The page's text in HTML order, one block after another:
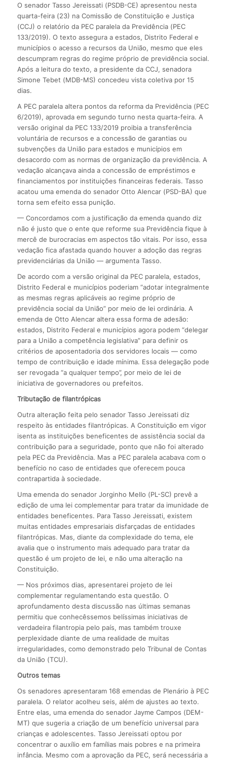
O senador Tasso Jereissati (PSDB-CE) apresentou nesta
quarta-feira (23) na Comissão de Constituição e Justiça
(CCJ) o relatório da PEC paralela da Previdência (PEC
133/2019). O texto assegura a estados, Distrito Federal e
municípios o acesso a recursos da União, mesmo que eles
descumpram regras do regime próprio de previdência social.
Após a leitura do texto, a presidente da CCJ, senadora
Simone Tebet (MDB-MS) concedeu vista coletiva por 15
dias.
A PEC paralela altera pontos da reforma da Previdência (PEC
6/2019), aprovada em segundo turno nesta quarta-feira. A
versão original da PEC 133/2019 proibia a transferência
voluntária de recursos e a concessão de garantias ou
subvenções da União para estados e municípios em
desacordo com as normas de organização da previdência. A
vedação alcançava ainda a concessão de empréstimos e
financiamentos por instituições financeiras federais. Tasso
acatou uma emenda do senador Otto Alencar (PSD-BA) que
torna sem efeito essa punição.
— Concordamos com a justificação da emenda quando diz
não é justo que o ente que reforme sua Previdência fique à
mercê de burocracias em aspectos tão vitais. Por isso, essa
vedação fica afastada quando houver a adoção das regras
previdenciárias da União — argumenta Tasso.
De acordo com a versão original da PEC paralela, estados,
Distrito Federal e municípios poderiam “adotar integralmente
as mesmas regras aplicáveis ao regime próprio de
previdência social da União” por meio de lei ordinária. A
emenda de Otto Alencar altera essa forma de adesão:
estados, Distrito Federal e municípios agora podem “delegar
para a União a competência legislativa” para definir os
critérios de aposentadoria dos servidores locais — como
tempo de contribuição e idade mínima. Essa delegação pode
ser revogada “a qualquer tempo”, por meio de lei de
iniciativa de governadores ou prefeitos.
Tributação de filantrópicas
Outra alteração feita pelo senador Tasso Jereissati diz
respeito às entidades filantrópicas. A Constituição em vigor
isenta as instituições beneficentes de assistência social da
contribuição para a seguridade, ponto que não foi alterado
pela PEC da Previdência. Mas a PEC paralela acabava com o
benefício no caso de entidades que oferecem pouca
contrapartida à sociedade.
Uma emenda do senador Jorginho Mello (PL-SC) prevê a
edição de uma lei complementar para tratar da imunidade de
entidades beneficentes. Para Tasso Jereissati, existem
muitas entidades empresariais disfarçadas de entidades
filantrópicas. Mas, diante da complexidade do tema, ele
avalia que o instrumento mais adequado para tratar da
questão é um projeto de lei, e não uma alteração na
Constituição.
— Nos próximos dias, apresentarei projeto de lei
complementar regulamentando esta questão. O
aprofundamento desta discussão nas últimas semanas
permitiu que conhecêssemos belíssimas iniciativas de
verdadeira filantropia pelo país, mas também trouxe
perplexidade diante de uma realidade de muitas
irregularidades, como demonstrado pelo Tribunal de Contas
da União (TCU).
Outros temas
Os senadores apresentaram 168 emendas de Plenário à PEC
paralela. O relator acolheu seis, além de ajustes ao texto.
Entre elas, uma emenda do senador Jayme Campos (DEM-
MT) que sugeria a criação de um benefício universal para
crianças e adolescentes. Tasso Jereissati optou por
concentrar o auxílio em famílias mais pobres e na primeira
infância. Mesmo com a aprovação da PEC, será necessária a